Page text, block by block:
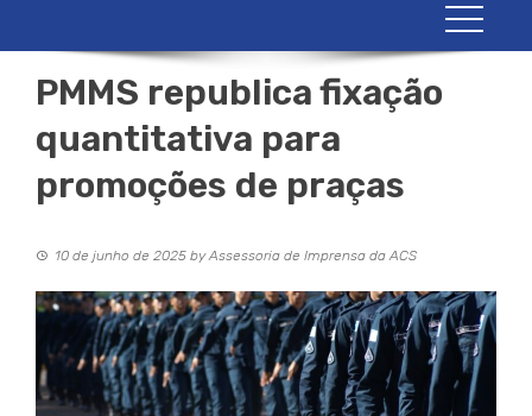
PMMS republica fixação
quantitativa para
promoções de praças
10 de junho de 2025 byAssessoria de Imprensa da ACS